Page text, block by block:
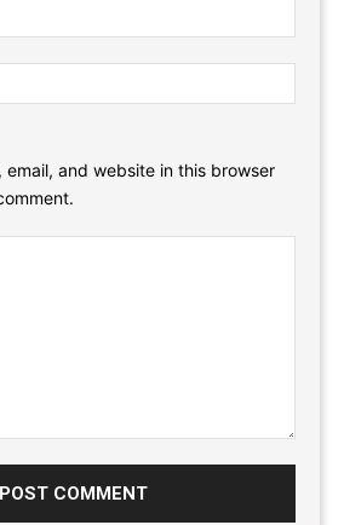
email, and website in this browser